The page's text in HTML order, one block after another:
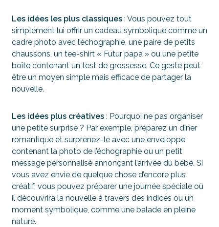
Les idées les plus classiques : Vous pouvez tout
simplement lui offrir un cadeau symbolique comme un
cadre photo avec l’échographie, une paire de petits
chaussons, un tee-shirt « Futur papa » ou une petite
boîte contenant un test de grossesse. Ce geste peut
être un moyen simple mais efficace de partager la
nouvelle.
Les idées plus créatives : Pourquoi ne pas organiser
une petite surprise ? Par exemple, préparez un dîner
romantique et surprenez-le avec une enveloppe
contenant la photo de l’échographie ou un petit
message personnalisé annonçant l’arrivée du bébé. Si
vous avez envie de quelque chose d’encore plus
créatif, vous pouvez préparer une journée spéciale où
il découvrira la nouvelle à travers des indices ou un
moment symbolique, comme une balade en pleine
nature.